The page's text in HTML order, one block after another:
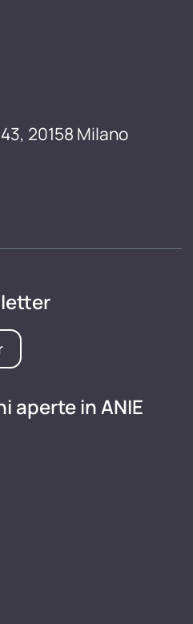
20158 Milano
aperte in ANIE